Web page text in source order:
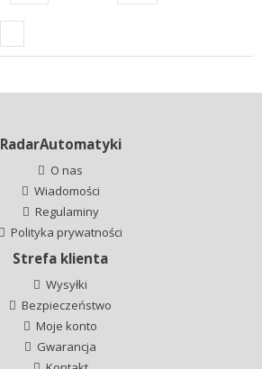
RadarAutomatyki
O nas
Wiadomości
Regulaminy
Polityka prywatności
Strefa klienta
Wysyłki
Bezpieczeństwo
Moje konto
Gwarancja